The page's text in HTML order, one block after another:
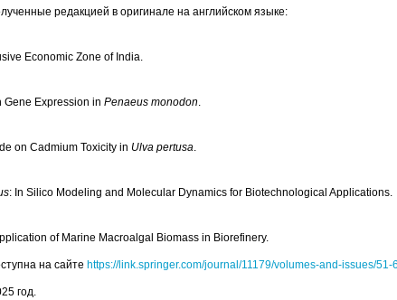
редакцией в оригинале на английском языке:
Economic Zone of India.
Gene Expression in Penaeus monodon.
on Cadmium Toxicity in Ulva pertusa.
: In Silico Modeling and Molecular Dynamics for Biotechnological Applications.
of Marine Macroalgal Biomass in Biorefinery.
на сайте https://link.springer.com/journal/11179/volumes-and-issues/51-
год.